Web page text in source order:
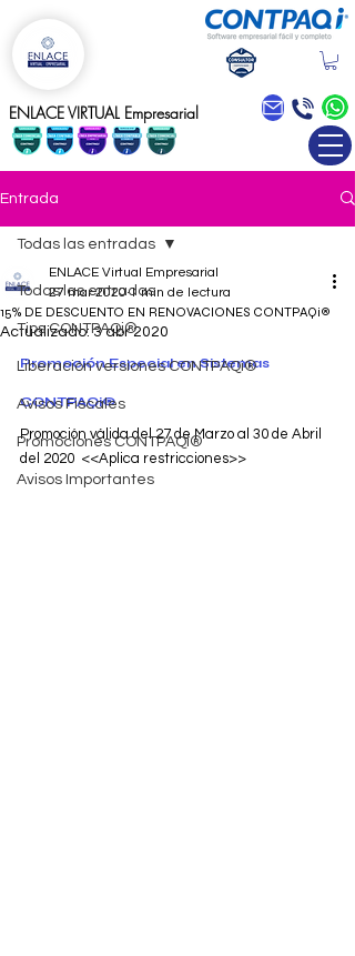
ENLACE VIRTUAL Empresarial
Entrada
Todas las entradas
Tips CONTPAQi®
Liberación versiones CONTPAQi®
Avisos Fiscales
Promociones CONTPAQi®
Avisos Importantes
Todas las entradas
15% DE DESCUENTO EN RENOVACIONES CONTPAQi®
ENLACE Virtual Empresarial
27 mar 2020 1 min de lectura
Actualizado:3 abr 2020
Promoción Especial en Sistemas
CONTPAQi®
Promoción válida del 27 de Marzo al 30 de Abril
del 2020  <<Aplica restricciones>>